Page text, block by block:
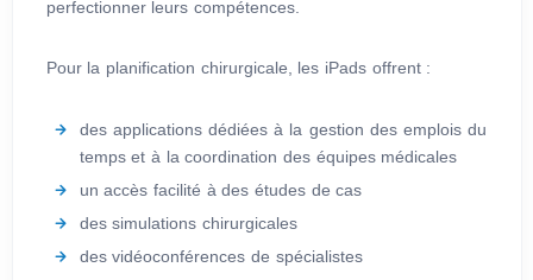
perfectionner leurs compétences.
Pour la planification chirurgicale, les iPads offrent :
des applications dédiées à la gestion des emplois du
temps et à la coordination des équipes médicales
un accès facilité à des études de cas
des simulations chirurgicales
des vidéoconférences de spécialistes